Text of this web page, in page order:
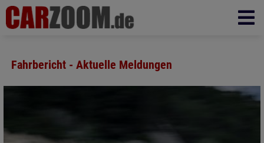
Fahrbericht - Aktuelle Meldungen